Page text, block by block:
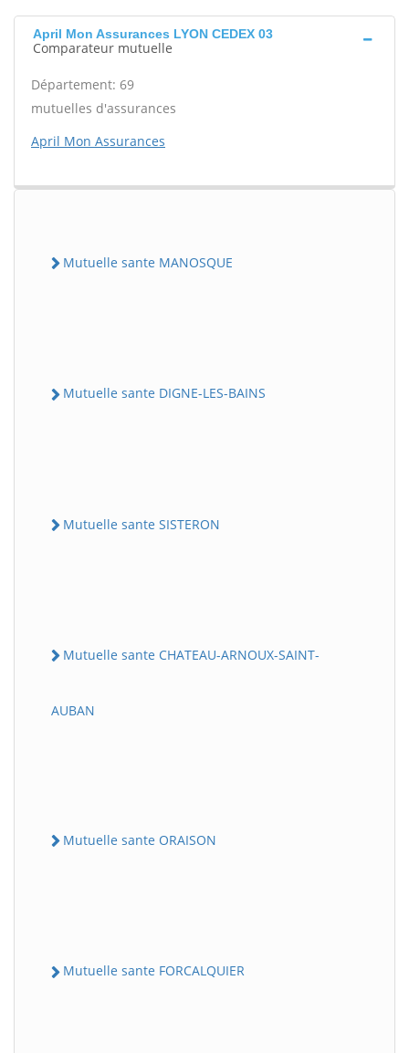
April Mon Assurances LYON CEDEX 03
Comparateur mutuelle
Département: 69
mutuelles d'assurances
April Mon Assurances
Mutuelle sante MANOSQUE
Mutuelle sante DIGNE-LES-BAINS
Mutuelle sante SISTERON
Mutuelle sante CHATEAU-ARNOUX-SAINT-
AUBAN
Mutuelle sante ORAISON
Mutuelle sante FORCALQUIER